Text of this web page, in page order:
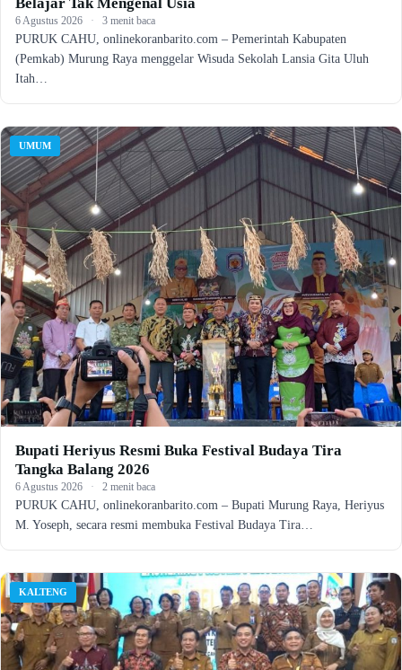
6 Agustus 2026 · 3 menit baca
PURUK CAHU, onlinekoranbarito.com – Pemerintah Kabupaten
(Pemkab) Murung Raya menggelar Wisuda Sekolah Lansia Gita Uluh
Itah…
UMUM
Bupati Heriyus Resmi Buka Festival Budaya Tira
Tangka Balang 2026
6 Agustus 2026 · 2 menit baca
PURUK CAHU, onlinekoranbarito.com – Bupati Murung Raya, Heriyus
M. Yoseph, secara resmi membuka Festival Budaya Tira…
KALTENG